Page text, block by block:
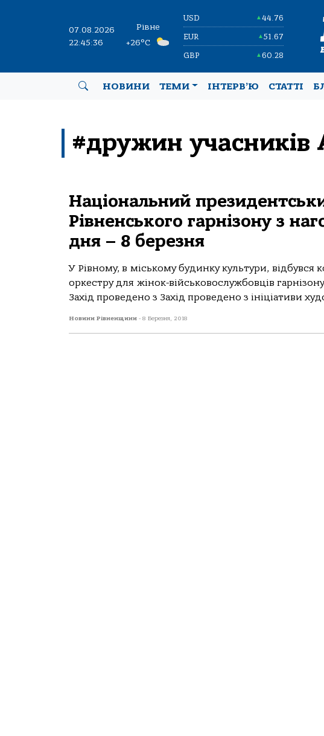
07.08.2026
22:45:36
Рівне
+26°C
USD ▲44.76
EUR ▲51.67
GBP ▲60.28
НОВИНИ ТЕМИ ІНТЕРВ’Ю СТАТТІ
#дружин учасників
Національний
Рівненського гарнізону з
дня – 8 березня
У Рівному, в міському будинку культури, відбувся
оркестру для жінок-військовослужбовців
Захід проведено з Захід проведено з ініціативи
Новини Рівненщини - 8 Березня, 2018